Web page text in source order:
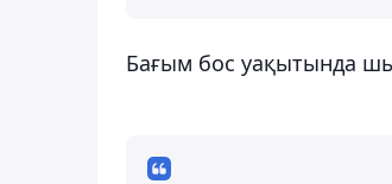
Бағым бос уақытында